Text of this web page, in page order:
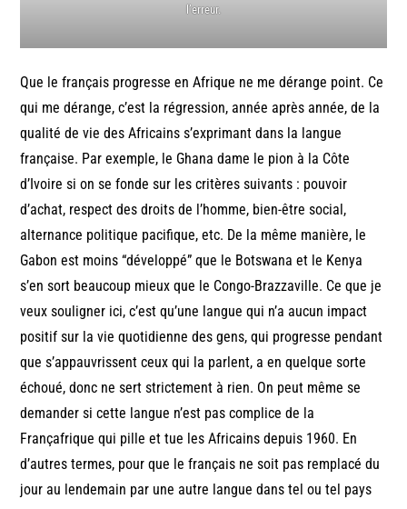
l’erreur.
Que le français progresse en Afrique ne me dérange point. Ce
qui me dérange, c’est la régression, année après année, de la
qualité de vie des Africains s’exprimant dans la langue
française. Par exemple, le Ghana dame le pion à la Côte
d’Ivoire si on se fonde sur les critères suivants : pouvoir
d’achat, respect des droits de l’homme, bien-être social,
alternance politique pacifique, etc. De la même manière, le
Gabon est moins “développé” que le Botswana et le Kenya
s’en sort beaucoup mieux que le Congo-Brazzaville. Ce que je
veux souligner ici, c’est qu’une langue qui n’a aucun impact
positif sur la vie quotidienne des gens, qui progresse pendant
que s’appauvrissent ceux qui la parlent, a en quelque sorte
échoué, donc ne sert strictement à rien. On peut même se
demander si cette langue n’est pas complice de la
Françafrique qui pille et tue les Africains depuis 1960. En
d’autres termes, pour que le français ne soit pas remplacé du
jour au lendemain par une autre langue dans tel ou tel pays